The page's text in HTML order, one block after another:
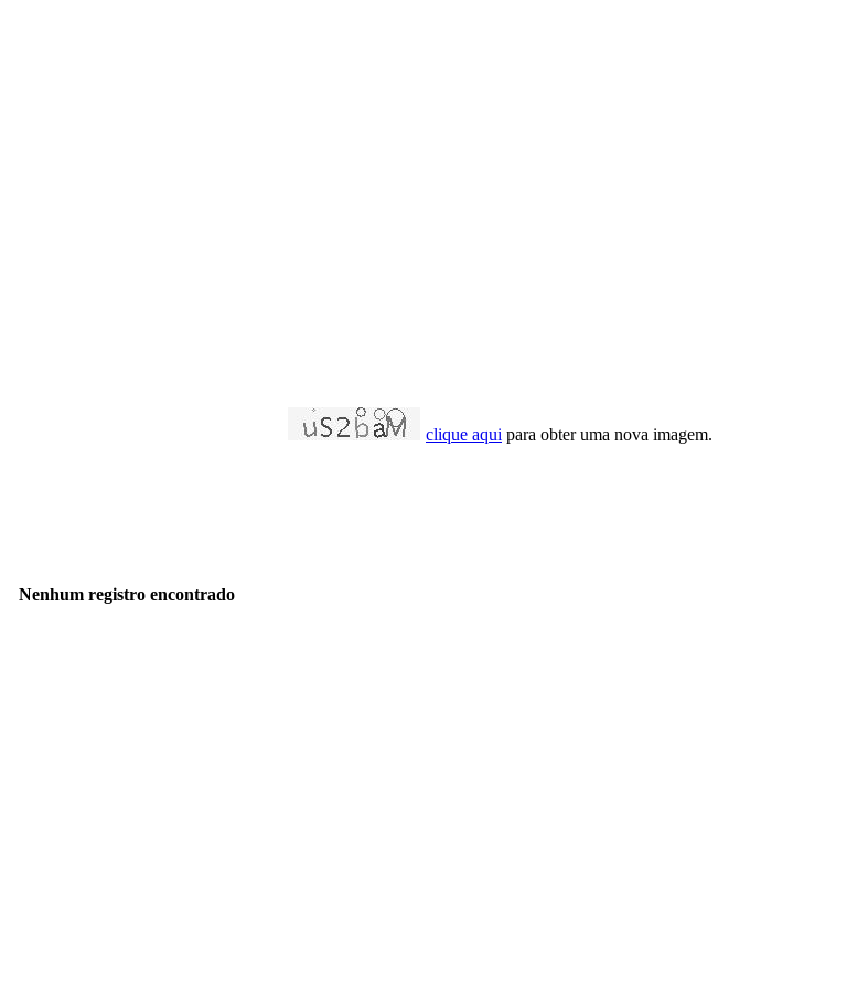
clique aqui para obter uma nova imagem.
Nenhum registro encontrado